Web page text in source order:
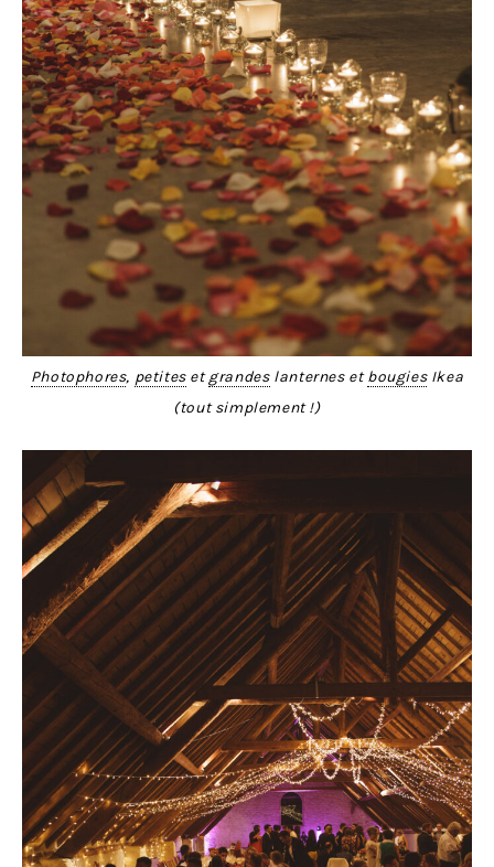
Photophores, petitesetgrandeslanternes etbougiesIkea
(tout simplement !)